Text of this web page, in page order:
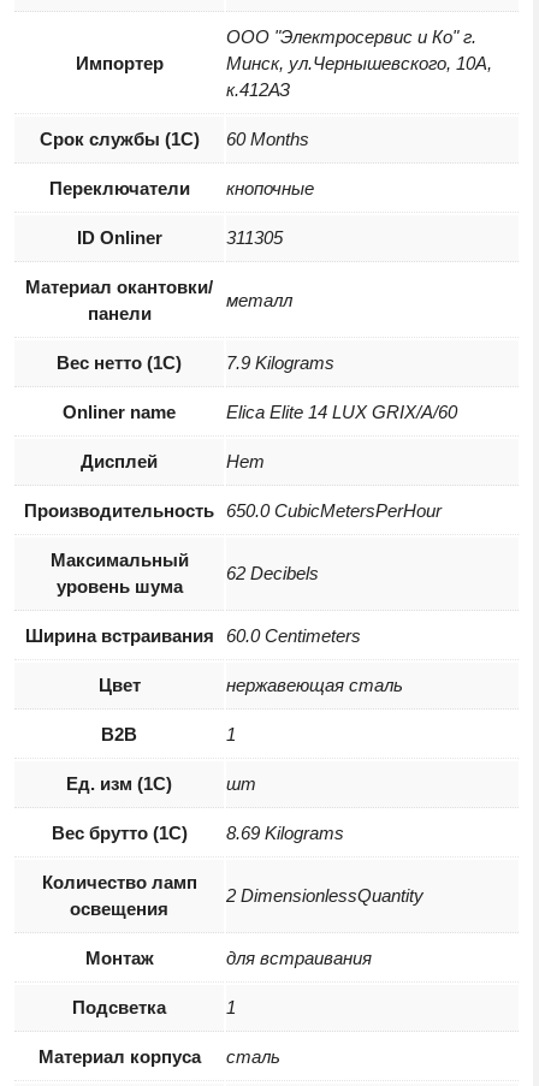
Импортер
ООО "Электросервис и Ко" г.
Минск, ул.Чернышевского, 10А,
к.412АЗ
Срок службы (1С) 60 Months
Переключатели кнопочные
ID Onliner 311305
Материал окантовки/
панели
металл
Вес нетто (1С) 7.9 Kilograms
Onliner name Elica Elite 14 LUX GRIX/A/60
Дисплей Нет
Производительность 650.0 CubicMetersPerHour
Максимальный
уровень шума
62 Decibels
Ширина встраивания 60.0 Centimeters
Цвет нержавеющая сталь
B2B 1
Ед. изм (1С) шт
Вес брутто (1С) 8.69 Kilograms
Количество ламп
освещения
2 DimensionlessQuantity
Монтаж для встраивания
Подсветка 1
Материал корпуса сталь